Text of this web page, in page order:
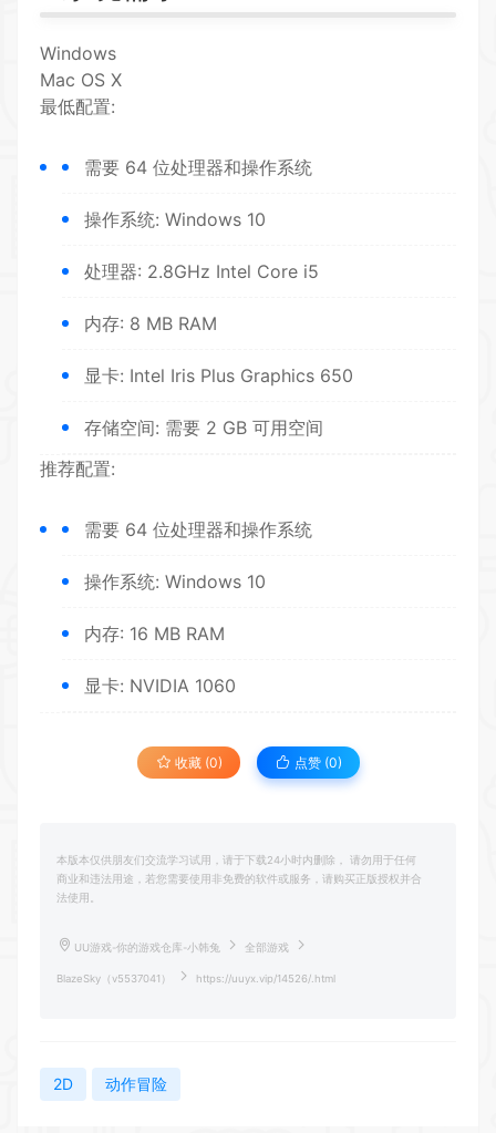
Windows
Mac OS X
最低配置:
需要 64 位处理器和操作系统
操作系统: Windows 10
处理器: 2.8GHz Intel Core i5
内存: 8 MB RAM
显卡: Intel Iris Plus Graphics 650
存储空间: 需要 2 GB 可用空间
推荐配置:
需要 64 位处理器和操作系统
操作系统: Windows 10
内存: 16 MB RAM
显卡: NVIDIA 1060
收藏 (0) 点赞 (0)
本版本仅供朋友们交流学习试用，请于下载24小时内删除， 请勿用于任何
商业和违法用途，若您需要使用非免费的软件或服务，请购买正版授权并合
法使用。
UU游戏-你的游戏仓库-小韩兔 全部游戏
BlazeSky（v5537041） https://uuyx.vip/14526/.html
2D 动作冒险